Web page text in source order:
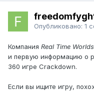
Опубликовано: 1
Компания Real Time Worlds
и первую информацию о
360 игре Crackdown.
Если вы ищите игру,